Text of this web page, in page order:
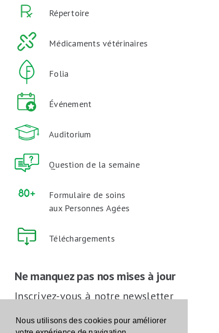
Nous utilisons des cookies pour améliorer
Répertoire
Médicaments vétérinaires
Folia
Événement
Auditorium
Question de la semaine
Formulaire de soins
aux Personnes Agées
Téléchargements
Ne manquez pas nos mises à jour
Inscrivez-vous à notre newsletter
Inscrivez-vous